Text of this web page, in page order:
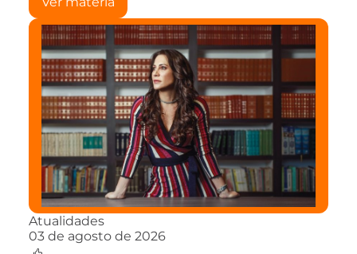
Atualidades
03 de agosto de 2026